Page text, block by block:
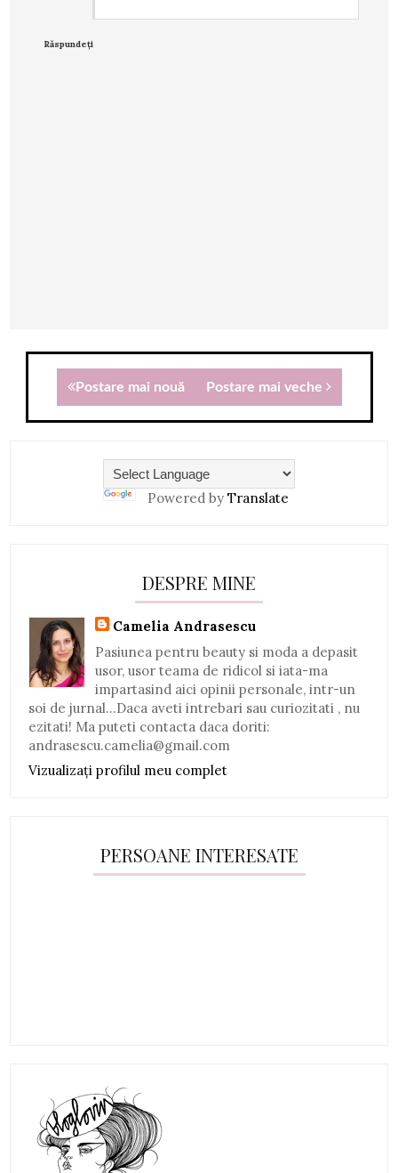
Răspundeți
Postare mai nouă Postare mai veche
Powered by Translate
DESPRE MINE
Camelia Andrasescu
Pasiunea pentru beauty si moda a depasit
usor, usor teama de ridicol si iata-ma
impartasind aici opinii personale, intr-un
soi de jurnal...Daca aveti intrebari sau curiozitati , nu
ezitati! Ma puteti contacta daca doriti:
andrasescu.camelia@gmail.com
Vizualizați profilul meu complet
PERSOANE INTERESATE